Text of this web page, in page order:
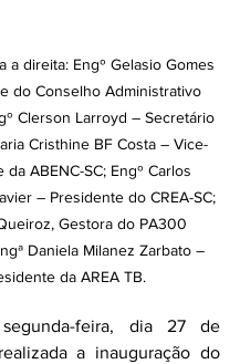
a direita: Engº Gelasio Gomes
do Conselho Administrativo
Clerson Larroyd – Secretário
Cristhine BF Costa – Vice-
da ABENC-SC; Engº Carlos
– Presidente do CREA-SC;
Gestora do PA300
Daniela Milanez Zarbato –
da AREA TB.
feira, dia 27 de
a inauguração do